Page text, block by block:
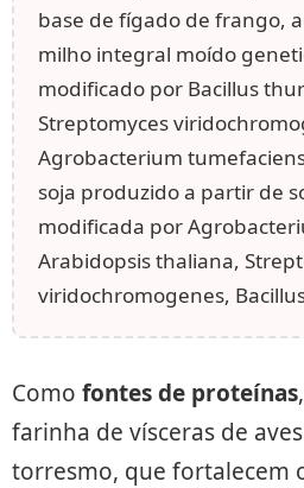
base de fígado de frango,
milho integral moído
modificado por Bacillus
Streptomyces
Agrobacterium
soja produzido a partir de
modificada por
Arabidopsis thaliana,
viridochromogenes,
Como fontes de proteínas
farinha de vísceras de
torresmo, que fortalecem